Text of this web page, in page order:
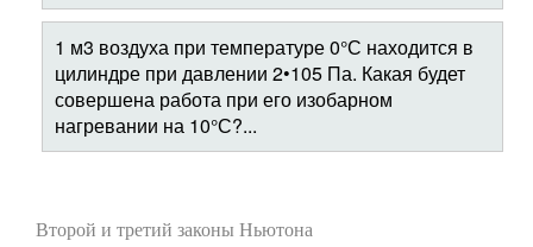
1 м3 воздуха при температуре 0°С находится в
цилиндре при давлении 2•105 Па. Какая будет
совершена работа при его изобарном
нагревании на 10°С?...
Второй и третий законы Ньютона